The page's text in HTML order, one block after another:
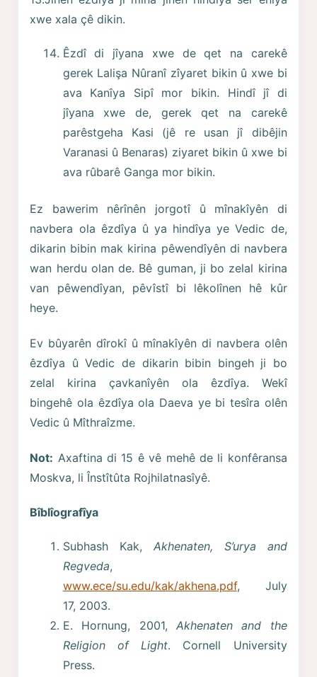
xwe xala çê dikin.
Êzdî di jîyana xwe de qet na carekê
gerek Lalişa Nûranî zîyaret bikin û xwe bi
ava Kanîya Sipî mor bikin. Hindî jî di
jîyana xwe de, gerek qet na carekê
parêstgeha Kasi (jê re usan jî dibêjin
Varanasi û Benaras) ziyaret bikin û xwe bi
ava rûbarê Ganga mor bikin.
Ez bawerim nêrînên jorgotî û mînakîyên di
navbera ola êzdîya û ya hindîya ye Vedic de,
dikarin bibin mak kirina pêwendîyên di navbera
wan herdu olan de. Bê guman, ji bo zelal kirina
van pêwendîyan, pêvîstî bi lêkolînen hê kûr
heye.
Ev bûyarên dîrokî û mînakîyên di navbera olên
êzdîya û Vedic de dikarin bibin bingeh ji bo
zelal kirina çavkanîyên ola êzdîya. Wekî
bingehê ola êzdîya ola Daeva ye bi tesîra olên
Vedic û Mîthraîzme.
Not: Axaftina di 15 ê vê mehê de li konfêransa
Moskva, li Înstîtûta Rojhilatnasîyê.
Bîblîografîya
Subhash Kak, Akhenaten, S’urya and
Regveda,
www.ece/su.edu/kak/akhena.pdf, July
17, 2003.
E. Hornung, 2001, Akhenaten and the
Religion of Light. Cornell University
Press.